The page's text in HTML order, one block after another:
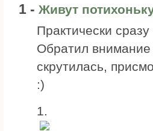
1 - Живут
Практически
Обратил
скрутилась,
:)
1.